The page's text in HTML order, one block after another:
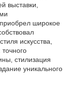
выставки,
широкое
искусства,
стилизация
уникального